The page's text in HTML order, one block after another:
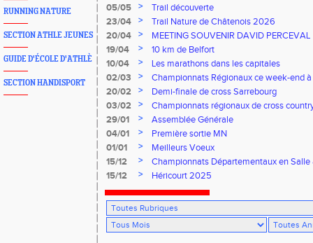
RUNNING NATURE
SECTION ATHLE JEUNES
GUIDE D'ÉCOLE D'ATHLÈ
SECTION HANDISPORT
05/05
>
Trail découverte
23/04
>
Trail Nature de Châtenois 2026
20/04
>
MEETING SOUVENIR DAVID PERCEVAL
19/04
>
10 km de Belfort
10/04
>
Les marathons dans les capitales
02/03
>
Championnats Régionaux ce week-end
20/02
>
Demi-finale de cross Sarrebourg
03/02
>
Championnats régionaux de cross
29/01
>
Assemblée Générale
04/01
>
Première sortie MN
01/01
>
Meilleurs Voeux
15/12
>
Championnats Départementaux en Salle
15/12
> Héricourt 2025